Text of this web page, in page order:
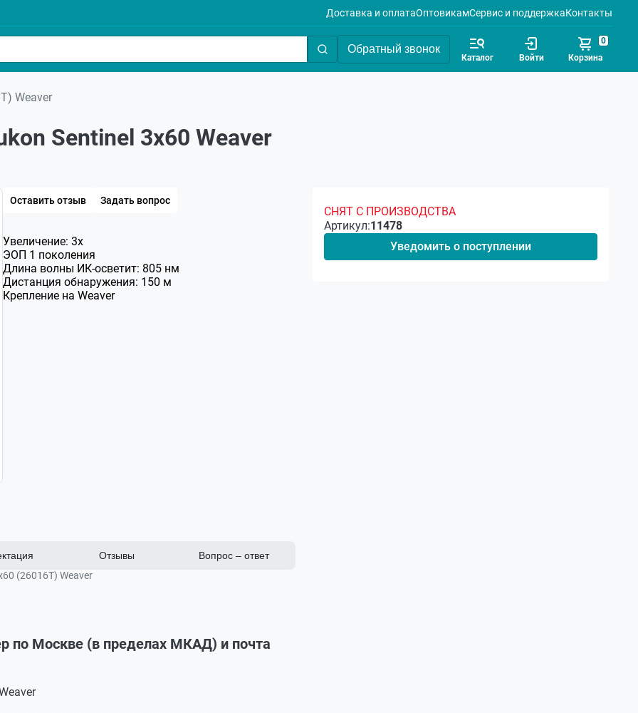
Доставка и оплатаОптовикамСервис и поддержкаКонтакты
Обратный звонок
Каталог Войти Корзина
0
Weaver
Sentinel 3x60 Weaver
Оставить отзыв Задать вопрос
Увеличение: 3х
ЭОП 1 поколения
Длина волны ИК-осветит: 805 нм
Дистанция обнаружения: 150 м
Крепление на Weaver
Отзывы
Вопрос – ответ
(26016Т) Weaver
по Москве (в пределах МКАД) и почта
СНЯТ С ПРОИЗВОДСТВА
Артикул:11478
Уведомить о поступлении